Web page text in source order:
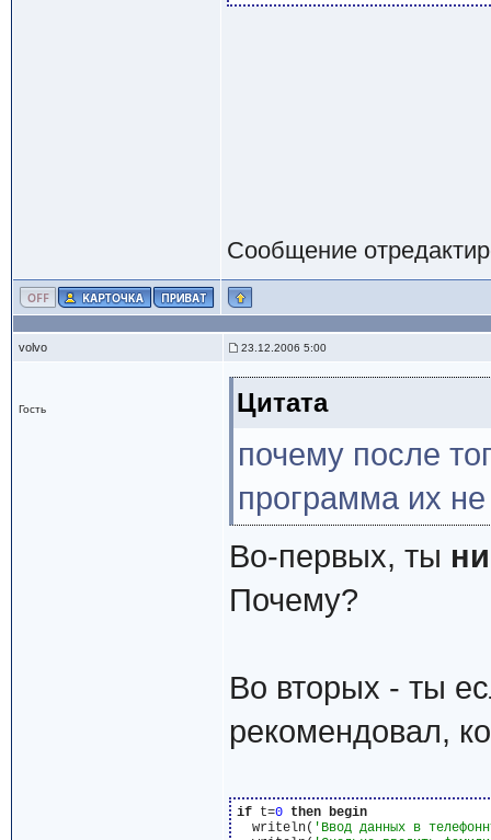
Сообщение
volvo 23.12.2006 5:00
Гость Цитата
почему после
программа их
Во-первых, ты
Почему?
Во вторых - ты
рекомендовал,
if t=0 then begin
  writeln(
'Ввод данных в